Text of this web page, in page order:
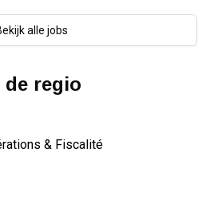
alle jobs
regio
& Fiscalité